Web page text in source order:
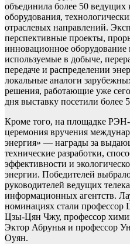
объединила более 50
оборудования,
отраслевых направлений.
перспективные проекты,
инновационное оборудование
используемые в добыче,
передаче и распределении
локальные аналоги
решения, работающие уже
дня выставку посетили более
Кроме того, на площадке РЭН-
церемония вручения
энергия» — награды за
технические разработки,
эффективности и
энергии. Победителей
руководителей ведущих
информационных агентств.
номинациях стали профессор
Цзы-Цян Чжу, профессор
Эктор Абрунья и профессор
Оуян.